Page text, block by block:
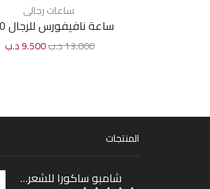
ساعات رجالى
ساعة نافيفورس للرجال M10
13.000د.ب9.500د.ب
المنتجات
شامبو ساكورا للشعر 300مل